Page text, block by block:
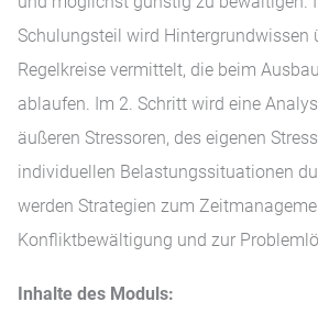
Schulungsteil wird Hintergrundwissen
Regelkreise vermittelt, die beim
ablaufen. Im 2. Schritt wird eine
äußeren Stressoren, des eigenen
individuellen Belastungssituationen
werden Strategien zum
Konfliktbewältigung und zur
Inhalte des Moduls: